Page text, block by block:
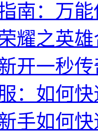
南：万
耀之英
开一秒
：如何
手如何